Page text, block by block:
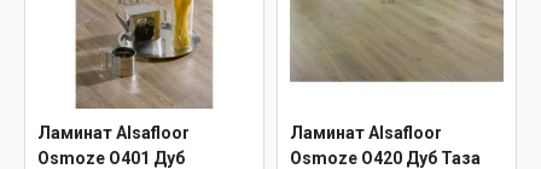
Ламинат Alsafloor
Osmoze O401 Дуб
Ламинат Alsafloor
Osmoze O420 Дуб Таза